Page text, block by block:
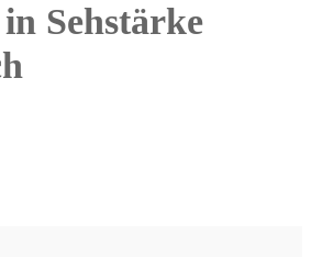
Sehstärke